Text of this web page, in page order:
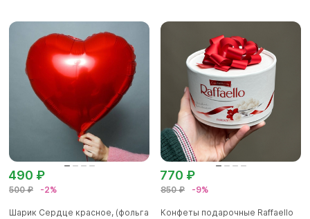
500 ₽ -2%
490 ₽
Шарик Сердце красное, (фольга
850 ₽ -9%
770 ₽
Конфеты подарочные Raffaello